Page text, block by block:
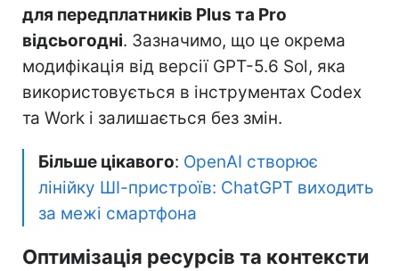
для передплатників Plus та Pro
відсьогодні. Зазначимо, що це окрема
модифікація від версії GPT-5.6 Sol, яка
використовується в інструментах Codex
та Work і залишається без змін.
Більше цікавого: OpenAI створює
лінійку ШІ-пристроїв: ChatGPT виходить
за межі смартфона
Оптимізація ресурсів та контексти